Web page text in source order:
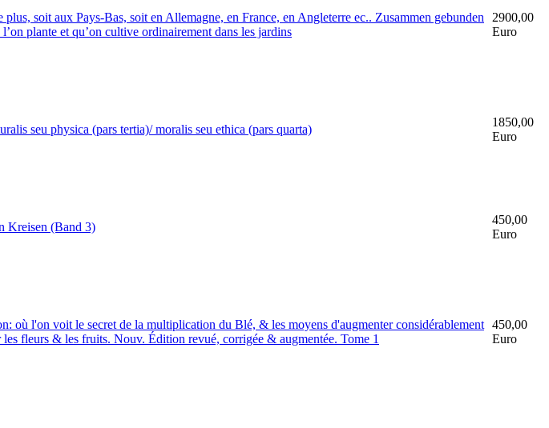
soit aux Pays-Bas, soit en Allemagne, en France, en Angleterre ec.. Zusammen gebunden
plante et qu’on cultive ordinairement dans les jardins
2900,00
Euro
seu physica (pars tertia)/ moralis seu ethica (pars quarta)
1850,00
Euro
Kreisen (Band 3)
450,00
Euro
où l'on voit le secret de la multiplication du Blé, & les moyens d'augmenter considérablement
fleurs & les fruits. Nouv. Édition revué, corrigée & augmentée. Tome 1
450,00
Euro